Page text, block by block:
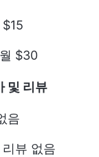
$15
월 $30
및 리뷰
음
리뷰 없음